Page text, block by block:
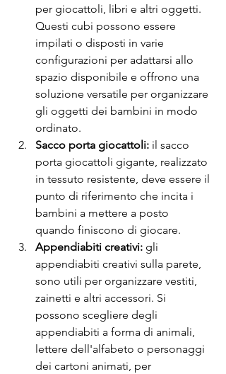
per giocattoli, libri e altri oggetti.
Questi cubi possono essere
impilati o disposti in varie
configurazioni per adattarsi allo
spazio disponibile e offrono una
soluzione versatile per organizzare
gli oggetti dei bambini in modo
ordinato.
Sacco porta giocattoli: il sacco
porta giocattoli gigante, realizzato
in tessuto resistente, deve essere il
punto di riferimento che incita i
bambini a mettere a posto
quando finiscono di giocare.
Appendiabiti creativi: gli
appendiabiti creativi sulla parete,
sono utili per organizzare vestiti,
zainetti e altri accessori. Si
possono scegliere degli
appendiabiti a forma di animali,
lettere dell'alfabeto o personaggi
dei cartoni animati, per